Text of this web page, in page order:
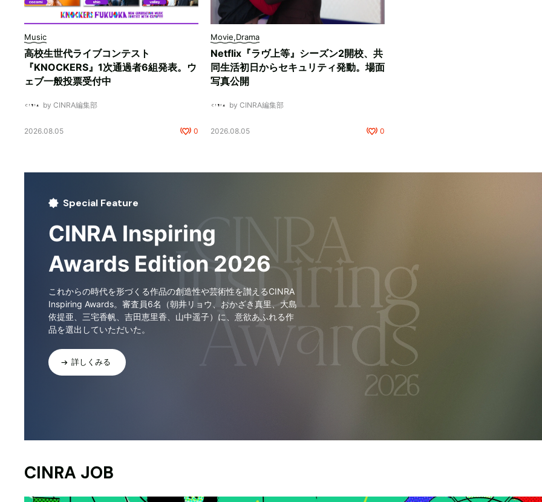
Music
高校生世代ライブコンテスト
『KNOCKERS』1次通過者6組発表。ウ
ェブ一般投票受付中
by CINRA編集部
2026.08.05 0
Movie,Drama
Netflix『ラヴ上等』シーズン2開校、共
同生活初日からセキュリティ発動。場面
写真公開
by CINRA編集部
2026.08.05 0
Special Feature
CINRA Inspiring
Awards Edition 2026
これからの時代を形づくる作品の創造性や芸術性を讃えるCINRA
Inspiring Awards。審査員6名（朝井リョウ、おかざき真里、大島
依提亜、三宅香帆、吉田恵里香、山中遥子）に、意欲あふれる作
品を選出していただいた。
詳しくみる
CINRA JOB